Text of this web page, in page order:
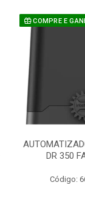
COMPRE E
DR 350
Código: